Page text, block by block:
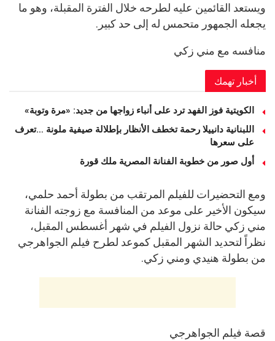
ويستعد القائمين عليه لطرحه خلال الفترة المقبلة، وهو ما
يجعله الجمهور متحمس له إلى حد كبير.
منافسه مع مني زكي
أخبار تهمك
الكويتية فوز الفهد ترد على أنباء زواجها من جديد: «مرة وتوبة» ‏
اللبنانية دانييلا رحمة تخطف الأنظار بإطلالة صيفية ملونة …تعرف
على سعرها
أول صور من خطوبة الفنانة المصرية ملك قورة
ومع التحضيرات للفيلم المرتقب من بطولة أحمد حلمي،
سيكون الأخير على موعد من المنافسة مع زوجته الفنانة
مني زكي حالة نزول الفيلم في شهر أغسطس المقبل،
نظراً لتحديد الشهر المقبل كموعد لطرح فيلم الجواهرجي
من بطولة هنيدي ومني زكي.
قصة فيلم الجواهرجي